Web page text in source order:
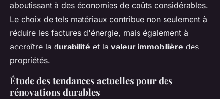
aboutissant à des économies de coûts considérables.
Le choix de tels matériaux contribue non seulement à
réduire les factures d'énergie, mais également à
accroître la durabilité et la valeur immobilière des
propriétés.
Étude des tendances actuelles pour des
rénovations durables